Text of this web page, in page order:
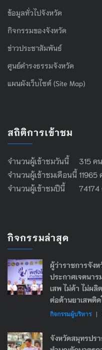
ข้อมูลทั่วไปจังหวัด
กิจกรรมของจังหวัด
ข่าวประชาสัมพันธ์
ศูนย์ดำรงธรรมจังหวัด
แผนผังเว็บไซต์ (Site Map)
สถิติการเข้าชม
จำนวนผู้เข้าชมวันนี้ 315 คน
จำนวนผู้เข้าชมเดือนนี้ 11965
จำนวนผู้เข้าชมปีนี้ 74174
กิจกรรมล่าสุด
ผู้ว่าราชการจัง
ประกาศเจตนา
เสพ ไม่ค้า ไม่ผลิ
ต่อต้านยาเสพติ
กิจกรรมผู้บริหาร |
จังหวัดสมุทรปร